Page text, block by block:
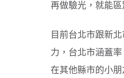
再做驗光，就能
目前台北市跟新
力，台北市涵蓋
在其他縣市的小